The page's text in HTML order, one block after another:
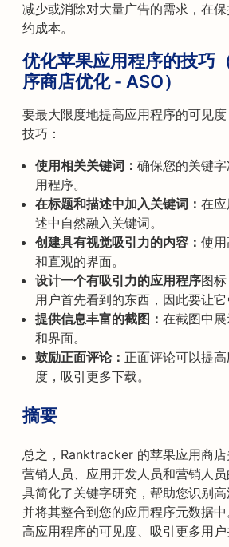
减少或消除对大量广告的需求，在
约成本。
优化苹果应用程序的技巧
序商店优化 - ASO）
要最大限度地提高应用程序的可见
技巧：
使用相关关键词： 确保您的关键
用程序。
在标题和描述中加入关键词： 在
述中自然融入关键词。
创建具有视觉吸引力的内容： 使
和直观的界面。
设计一个有吸引力的应用程序图标
用户首先看到的东西，因此要让它
提供信息丰富的截图： 在截图中
和界面。
鼓励正面评论： 正面评论可以提
度，吸引更多下载。
摘要
总之，Ranktracker 的苹果应用商
营销人员、应用开发人员和营销人
具简化了关键字研究，帮助您识别
并将其整合到您的应用程序元数据
高应用程序的可见度、吸引更多用户